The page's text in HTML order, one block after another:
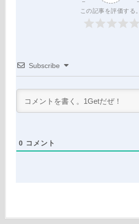
この記事を評価する。
Subscribe
0 コメント